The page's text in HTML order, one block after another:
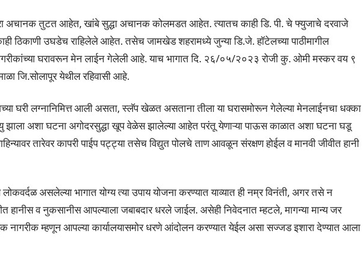
तारा अचानक तुटत आहेत, खांबे सुद्धा अचानक कोलमडत आहेत. त्यातच काही डि. पी. चे फ्युजाचे दरवाजे
ठिकाणी उघडेच राहिलेले आहेत. तसेच जामखेड शहरामध्ये जुन्या डि.जे. हॉटेलच्या पाठीमागील
नागरीकांच्या घरावरून मेन लाईन गेलेली आहे. याच भागात दि. २६/०५/२०२३ रोजी कु. ओमी मस्कर वय ९
जि.सोलापूर येथील रहिवासी आहे.
घरी लग्नानिमित्त आली असता, स्लॅप खेळत असताना तीला या घरासमोरून गेलेल्या मेनलाईनचा धक्का
झाला अशा घटना अगोदरसुद्धा खूप वेळेस झालेल्या आहेत परंतू येणाऱ्या पाऊस काळात अशा घटना घडू
तारेवर कापरी पाईप पट्ट्या तसेच विद्युत पोलचे ताण आवळून संरक्षण होईल व मानवी जीवीत हानी
असलेल्या भागात योग्य त्या उपाय योजना करण्यात याव्यात ही नम्र विनंती, अगर तसे न
हानीस व नुकसानीस आपल्याला जबाबदार धरले जाईल. असेही निवेदनात म्हटले, मागन्या मान्य जर
नागरीक म्हणून आपल्या कार्यालयासमोर धरणे आंदोलन करण्यात येईल असा सज्जड इशारा देण्यात आला